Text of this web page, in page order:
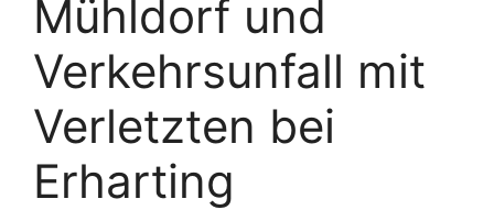
Mühldorf und
Verkehrsunfall mit
Verletzten bei
Erharting